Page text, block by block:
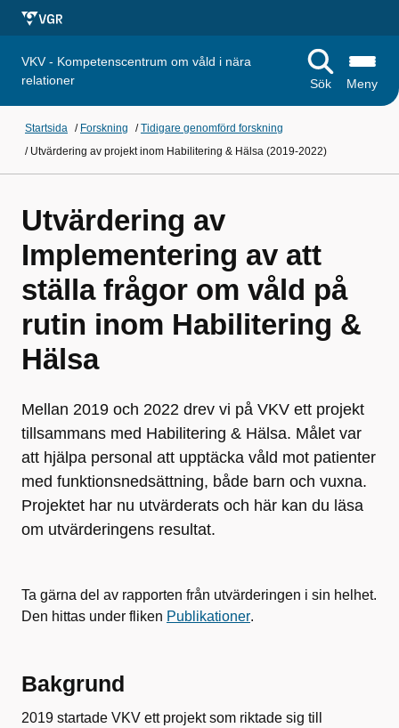
VKV - Kompetenscentrum om våld i nära
relationer
Sök Meny
Startsida / Forskning /Tidigare genomförd forskning
/ Utvärdering av projekt inom Habilitering & Hälsa (2019-2022)
Utvärdering av
Implementering av att
ställa frågor om våld på
rutin inom Habilitering &
Hälsa
Mellan 2019 och 2022 drev vi på VKV ett projekt
tillsammans med Habilitering & Hälsa. Målet var
att hjälpa personal att upptäcka våld mot patienter
med funktionsnedsättning, både barn och vuxna.
Projektet har nu utvärderats och här kan du läsa
om utvärderingens resultat.
Ta gärna del av rapporten från utvärderingen i sin helhet.
Den hittas under fliken Publikationer.
Bakgrund
2019 startade VKV ett projekt som riktade sig till